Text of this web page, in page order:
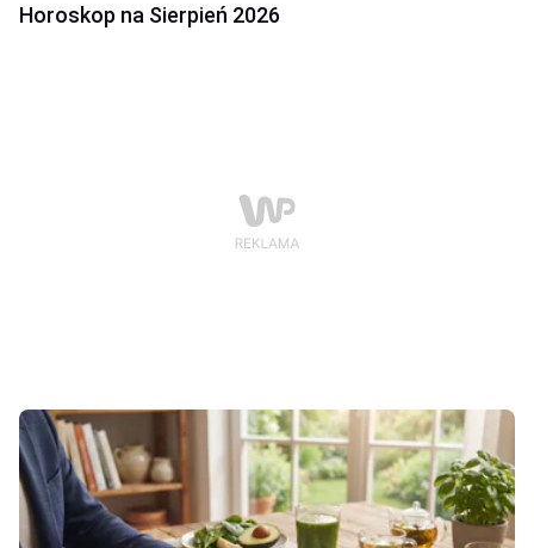
Horoskop na Sierpień 2026